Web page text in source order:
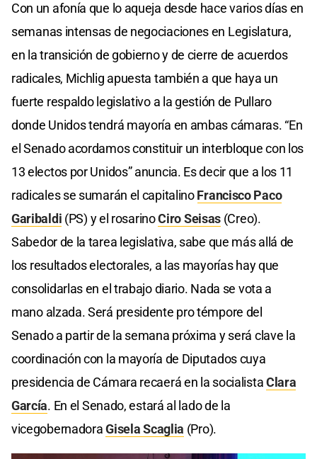
Con un afonía que lo aqueja desde hace varios días en
semanas intensas de negociaciones en Legislatura,
en la transición de gobierno y de cierre de acuerdos
radicales, Michlig apuesta también a que haya un
fuerte respaldo legislativo a la gestión de Pullaro
donde Unidos tendrá mayoría en ambas cámaras. “En
el Senado acordamos constituir un interbloque con los
13 electos por Unidos” anuncia. Es decir que a los 11
radicales se sumarán el capitalinoFrancisco Paco
Garibaldi (PS) y el rosarinoCiro Seisas (Creo).
Sabedor de la tarea legislativa, sabe que más allá de
los resultados electorales, a las mayorías hay que
consolidarlas en el trabajo diario. Nada se vota a
mano alzada. Será presidente pro témpore del
Senado a partir de la semana próxima y será clave la
coordinación con la mayoría de Diputados cuya
presidencia de Cámara recaerá en la socialistaClara
García. En el Senado, estará al lado de la
vicegobernadoraGisela Scaglia (Pro).